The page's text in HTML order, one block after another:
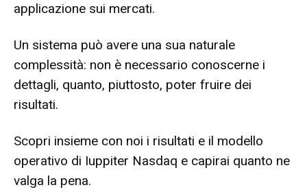
applicazione sui mercati.
Un sistema può avere una sua naturale
complessità: non è necessario conoscerne i
dettagli, quanto, piuttosto, poter fruire dei
risultati.
Scopri insieme con noi i risultati e il modello
operativo di Iuppiter Nasdaq e capirai quanto ne
valga la pena.